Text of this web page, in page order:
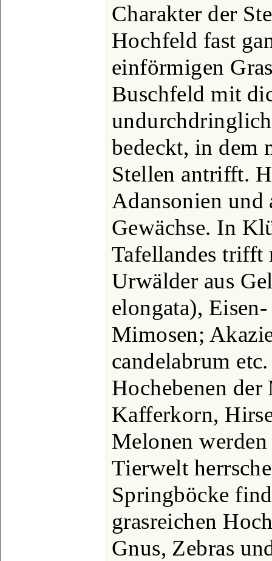
Charakter der
Hochfeld fast
einförmigen
Buschfeld mit
bedeckt, in dem
Stellen antrifft.
Adansonien und
Gewächse. In
Tafellandes trifft
Urwälder aus
elongata),
Mimosen;
candelabrum
Hochebenen
Kafferkorn,
Melonen
Tierwelt
Springböcke
grasreichen
Gnus, Zebras